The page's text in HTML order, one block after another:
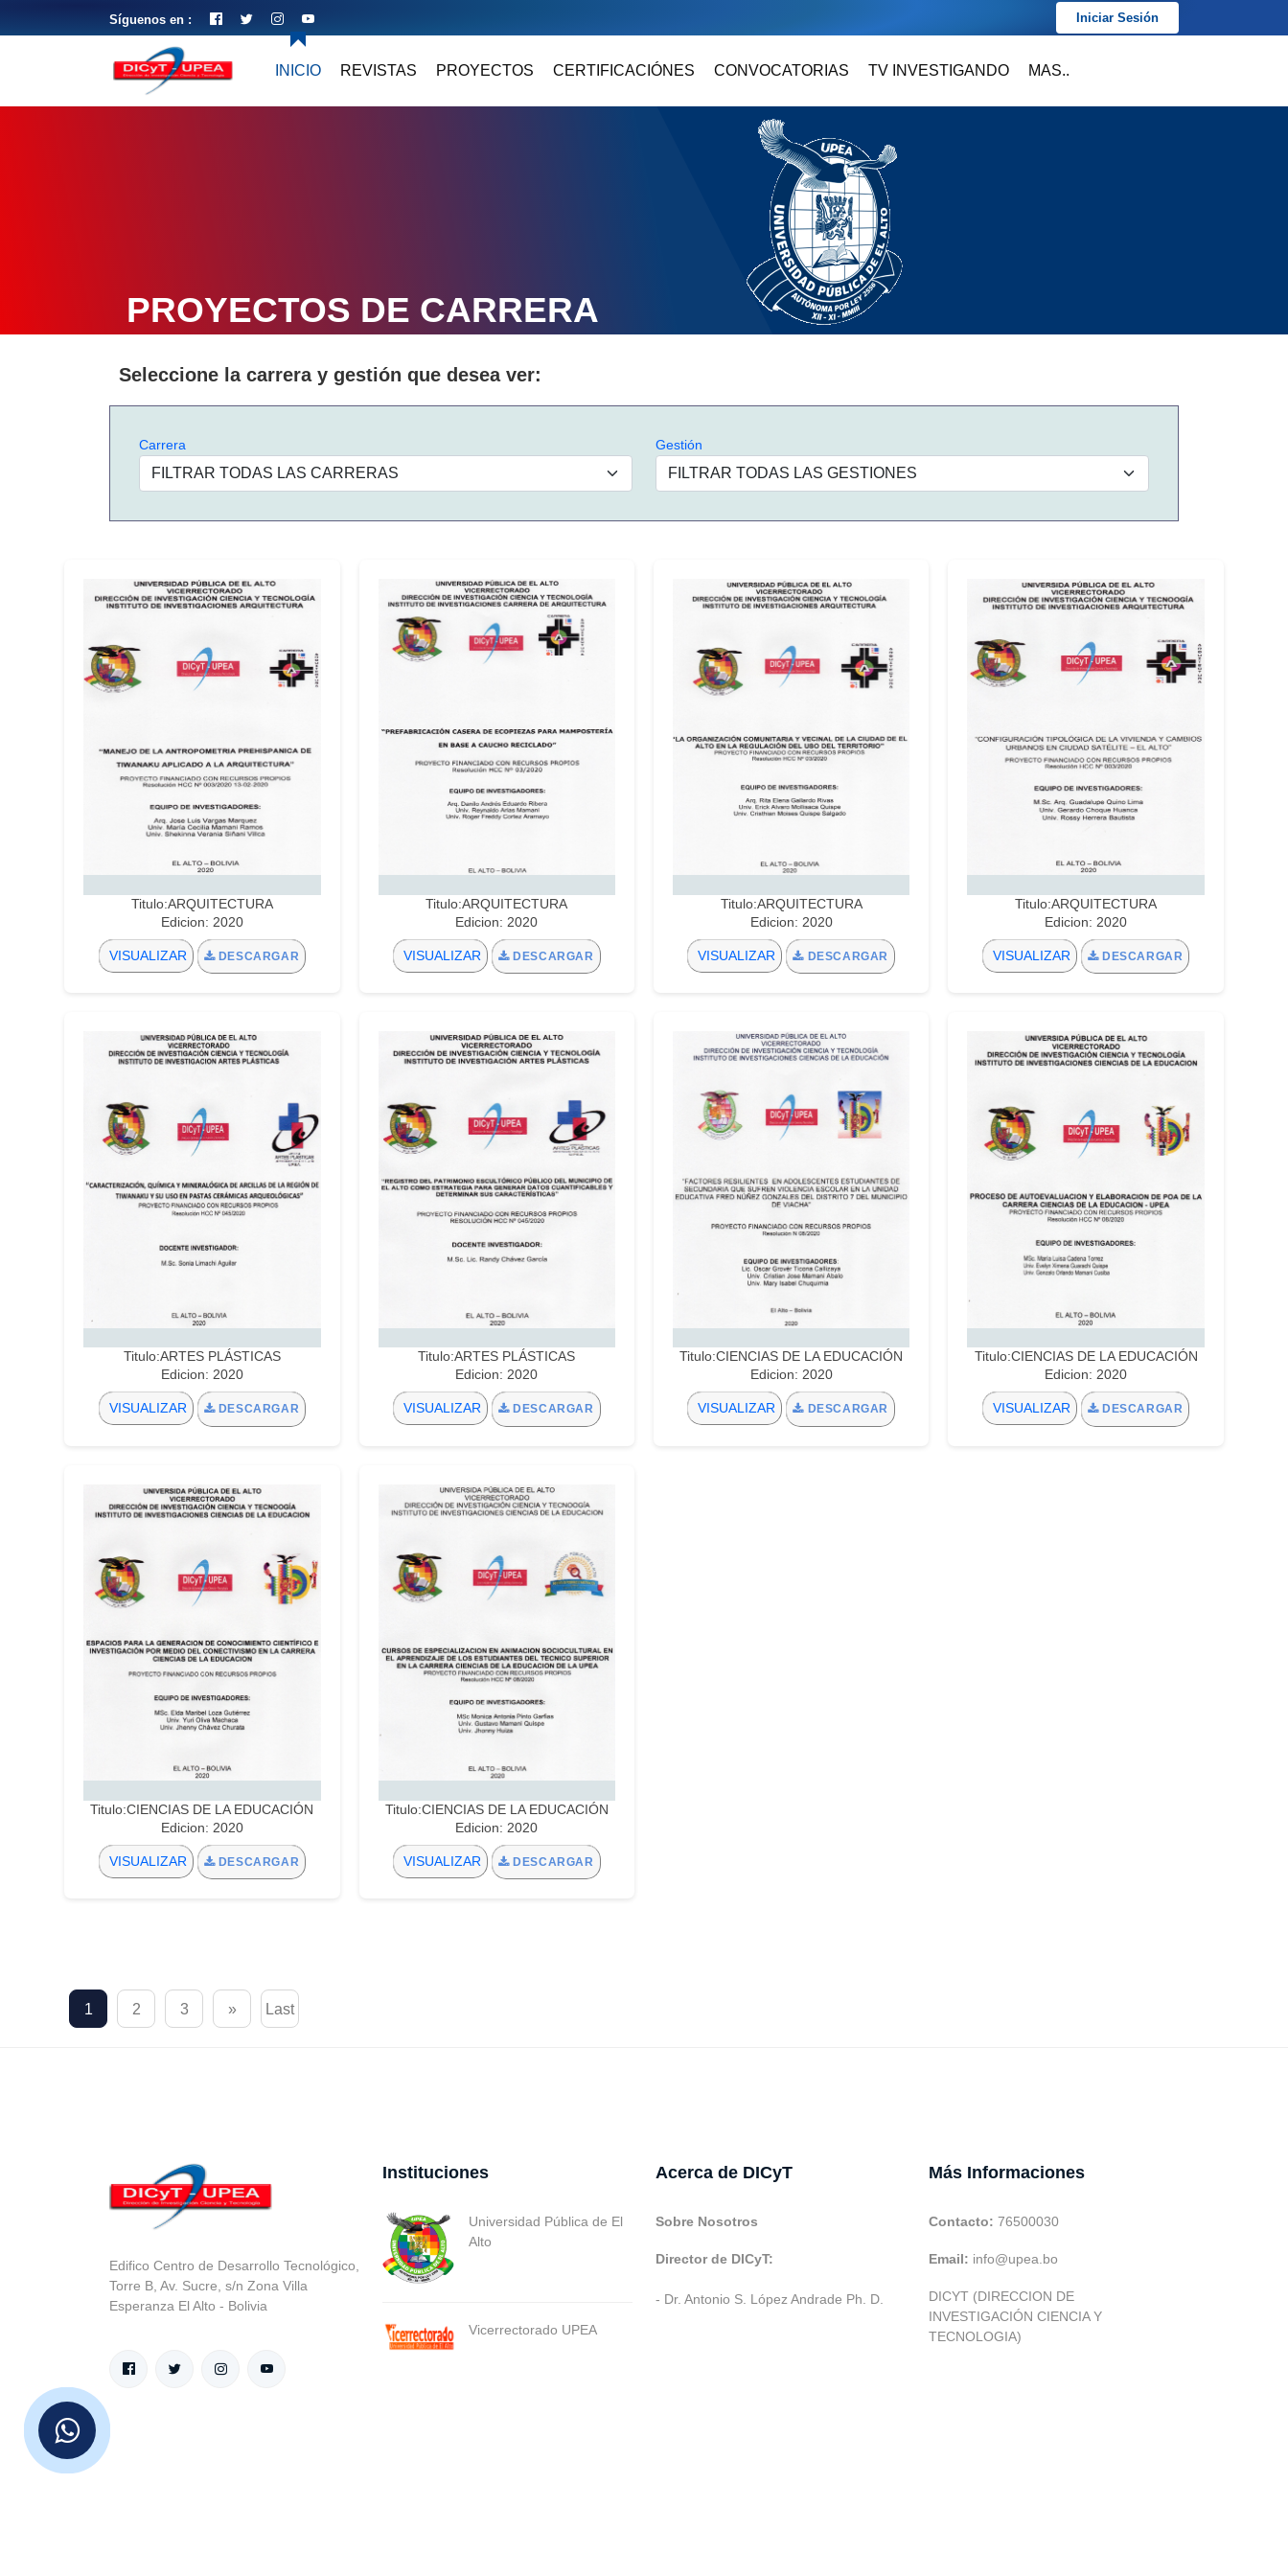
Síguenos en : Iniciar Sesión
INICIO REVISTAS PROYECTOS CERTIFICACIÓNES CONVOCATORIAS TV INVESTIGANDO MAS..
PROYECTOS DE CARRERA
Seleccione la carrera y gestión que desea ver:
Carrera Gestión
Titulo:ARQUITECTURA
Edicion: 2020
VISUALIZAR DESCARGAR
Titulo:ARQUITECTURA
Edicion: 2020
VISUALIZAR DESCARGAR
Titulo:ARQUITECTURA
Edicion: 2020
VISUALIZAR DESCARGAR
Titulo:ARQUITECTURA
Edicion: 2020
VISUALIZAR DESCARGAR
Titulo:ARTES PLÁSTICAS
Edicion: 2020
VISUALIZAR DESCARGAR
Titulo:ARTES PLÁSTICAS
Edicion: 2020
VISUALIZAR DESCARGAR
Titulo:CIENCIAS DE LA EDUCACIÓN
Edicion: 2020
VISUALIZAR DESCARGAR
Titulo:CIENCIAS DE LA EDUCACIÓN
Edicion: 2020
VISUALIZAR DESCARGAR
Titulo:CIENCIAS DE LA EDUCACIÓN
Edicion: 2020
VISUALIZAR DESCARGAR
Titulo:CIENCIAS DE LA EDUCACIÓN
Edicion: 2020
VISUALIZAR DESCARGAR
1 2 3 » Last
Edifico Centro de Desarrollo Tecnológico,
Torre B, Av. Sucre, s/n Zona Villa
Esperanza El Alto - Bolivia
Instituciones
Universidad Pública de El
Alto
Vicerrectorado UPEA
Acerca de DICyT
Sobre Nosotros
Director de DICyT:
- Dr. Antonio S. López Andrade Ph. D.
Más Informaciones
Contacto: 76500030
Email: info@upea.bo
DICYT (DIRECCION DE
INVESTIGACIÓN CIENCIA Y
TECNOLOGIA)